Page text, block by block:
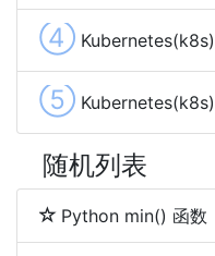
④ Kubernetes(k8s)
⑤
随机列表
Python min() 函数